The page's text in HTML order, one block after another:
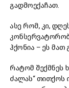
გადმოექაჩათ.
ასე რომ, კი,
ჰქონია – ეს მათ
რატომ შექმნეს
ძალას“ თითქოს